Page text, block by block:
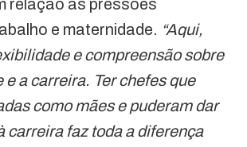
relação às pressões
e maternidade. “Aqui,
e compreensão sobre
e a carreira. Ter chefes que
como mães e puderam dar
carreira faz toda a diferença